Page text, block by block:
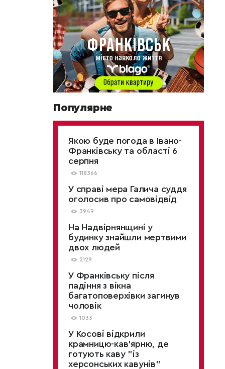
Популярне
Якою буде погода в Івано-
Франківську та області 6
серпня
118366
У справі мера Галича суддя
оголосив про самовідвід
3949
На Надвірнянщині у
будинку знайшли мертвими
двох людей
2129
У Франківську після
падіння з вікна
багатоповерхівки загинув
чоловік
1033
У Косові відкрили
крамницю-кав'ярню, де
готують каву "із
херсонських кавунів"